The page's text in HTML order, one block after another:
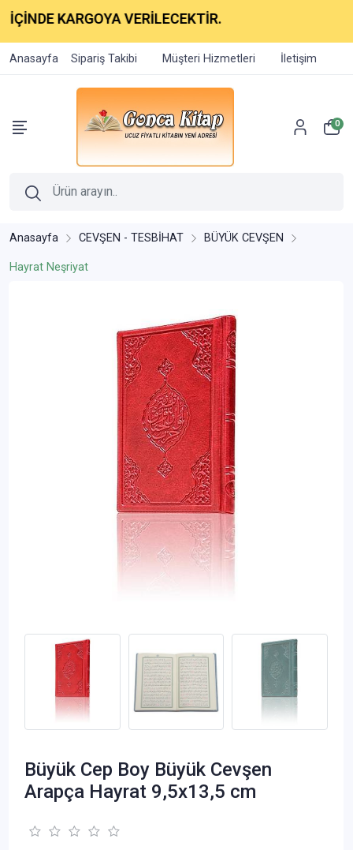
KARGOYA VERİLECEKTİR.
Anasayfa Sipariş Takibi Müşteri Hizmetleri İletişim
0
Anasayfa CEVŞEN - TESBİHAT BÜYÜK CEVŞEN
Hayrat Neşriyat
Büyük Cep Boy Büyük Cevşen
Arapça Hayrat 9,5x13,5 cm